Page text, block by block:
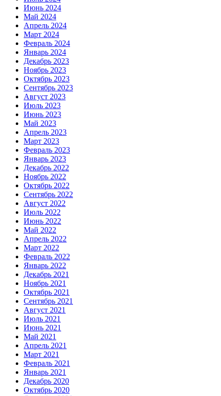
Июнь 2024
Май 2024
Апрель 2024
Март 2024
Февраль 2024
Январь 2024
Декабрь 2023
Ноябрь 2023
Октябрь 2023
Сентябрь 2023
Август 2023
Июль 2023
Июнь 2023
Май 2023
Апрель 2023
Март 2023
Февраль 2023
Январь 2023
Декабрь 2022
Ноябрь 2022
Октябрь 2022
Сентябрь 2022
Август 2022
Июль 2022
Июнь 2022
Май 2022
Апрель 2022
Март 2022
Февраль 2022
Январь 2022
Декабрь 2021
Ноябрь 2021
Октябрь 2021
Сентябрь 2021
Август 2021
Июль 2021
Июнь 2021
Май 2021
Апрель 2021
Март 2021
Февраль 2021
Январь 2021
Декабрь 2020
Октябрь 2020